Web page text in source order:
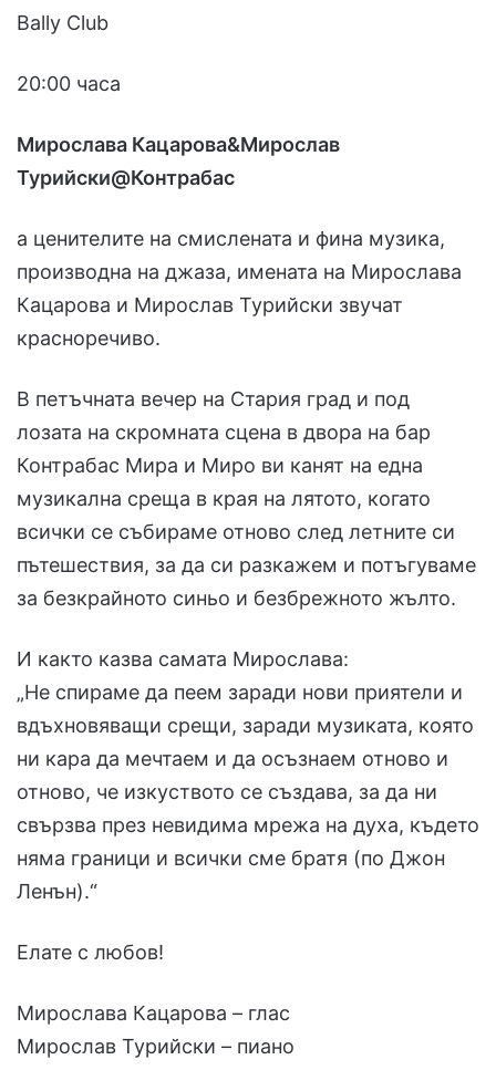
Bally Club
20:00 часа
Мирослава Кацарова&Мирослав
Турийски@Контрабас
а ценителите на смислената и фина музика,
производна на джаза, имената на Мирослава
Кацарова и Мирослав Турийски звучат
красноречиво.
В петъчната вечер на Стария град и под
лозата на скромната сцена в двора на бар
Контрабас Мира и Миро ви канят на една
музикална среща в края на лятото, когато
всички се събираме отново след летните си
пътешествия, за да си разкажем и потъгуваме
за безкрайното синьо и безбрежното жълто.
И както казва самата Мирослава:
„Не спираме да пеем заради нови приятели и
вдъхновяващи срещи, заради музиката, която
ни кара да мечтаем и да осъзнаем отново и
отново, че изкуството се създава, за да ни
свързва през невидима мрежа на духа, където
няма граници и всички сме братя (по Джон
Ленън).“
Елате с любов!
Мирослава Кацарова – глас
Мирослав Турийски – пиано